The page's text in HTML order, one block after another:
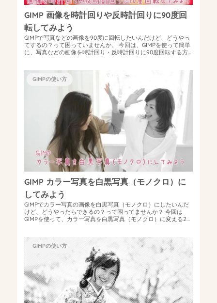
GIMP 画像を時計回りや反時計回りに90度回
転してみよう
GIMPで写真などの画像を90度に回転したいんだけど、どうやっ
てするの？って困っていませんか。 今回は、GIMPを使って簡単
に、写真などの画像を時計回り・反時計回りに90度回転する方
GIMPの使い方
GIMP カラー写真を白黒写真（モノクロ）に
してみよう
GIMPでカラー写真の画像を白黒写真（モノクロ）にしたいんだ
けど、どうやったらできるの？って困ってませんか？ 今回は
GIMPを使って、カラー写真を白黒写真（モノクロ）に変える2つ
GIMPの使い方